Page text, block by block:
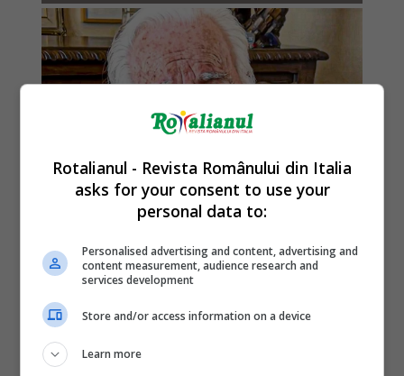
Rotalianul - Revista Românului din Italia
asks for your consent to use your
personal data to:
Personalised advertising and content, advertising and
content measurement, audience research and
services development
Store and/or access information on a device
Learn more